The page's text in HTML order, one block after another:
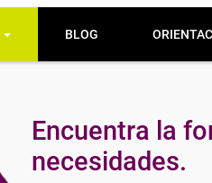
BLOG
Encuentra la
necesidades.